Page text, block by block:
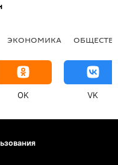
ЭКОНОМИКА
OK VK